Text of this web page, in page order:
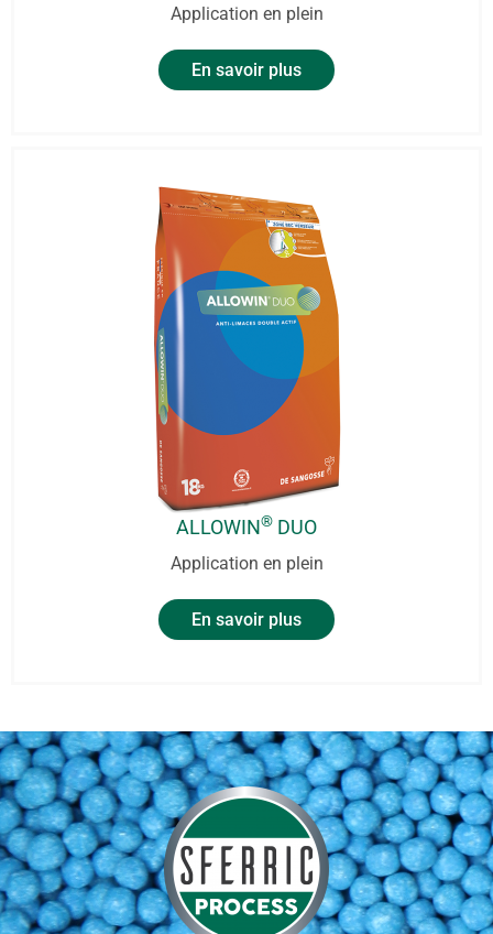
Application en plein
En savoir plus
ALLOWIN® DUO
Application en plein
En savoir plus